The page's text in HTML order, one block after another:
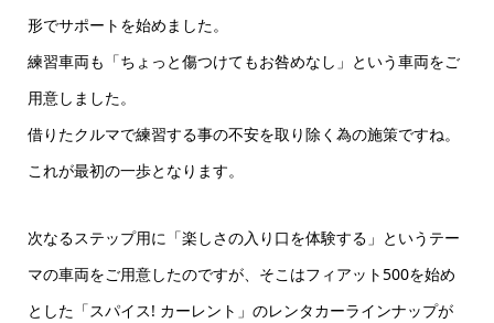
形でサポートを始めました。
練習車両も「ちょっと傷つけてもお咎めなし」という車両をご
用意しました。
借りたクルマで練習する事の不安を取り除く為の施策ですね。
これが最初の一歩となります。
次なるステップ用に「楽しさの入り口を体験する」というテー
マの車両をご用意したのですが、そこはフィアット500を始め
とした「スパイス! カーレント」のレンタカーラインナップが